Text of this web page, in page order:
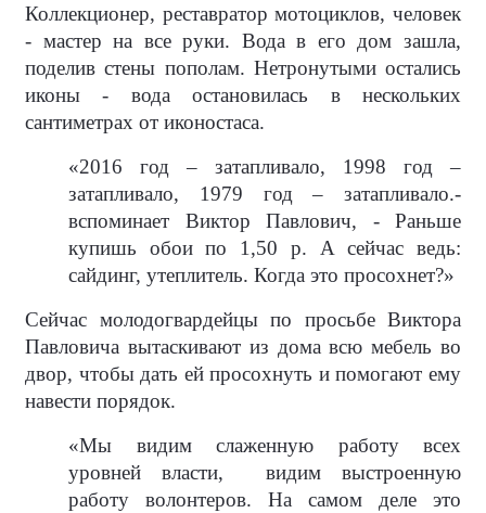
Коллекционер, реставратор мотоциклов, человек
- мастер на все руки. Вода в его дом зашла,
поделив стены пополам. Нетронутыми остались
иконы - вода остановилась в нескольких
сантиметрах от иконостаса.
«2016 год – затапливало, 1998 год –
затапливало, 1979 год – затапливало.-
вспоминает Виктор Павлович, - Раньше
купишь обои по 1,50 р. А сейчас ведь:
сайдинг, утеплитель. Когда это просохнет?»
Сейчас молодогвардейцы по просьбе Виктора
Павловича вытаскивают из дома всю мебель во
двор, чтобы дать ей просохнуть и помогают ему
навести порядок.
«Мы видим слаженную работу всех
уровней власти,
видим выстроенную
работу волонтеров. На самом деле это